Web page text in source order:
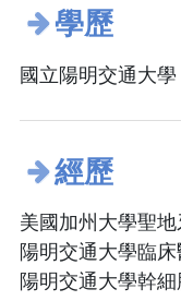
學歷
國立陽明交通大
經歷
美國加州大學聖
陽明交通大學臨
陽明交通大學幹